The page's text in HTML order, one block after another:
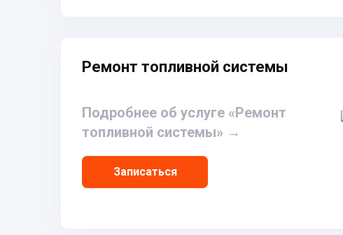
Ремонт топливной системы
Подробнее об услуге «Ремонт
топливной системы» →
Записаться